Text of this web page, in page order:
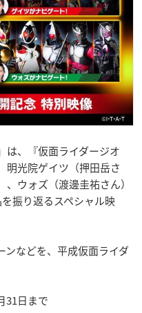
は、『仮面ライダージオ
明光院ゲイツ（押田岳さ
ウォズ（渡邊圭祐さん）
振り返るスペシャル映
などを、平成仮面ライダ
31日まで